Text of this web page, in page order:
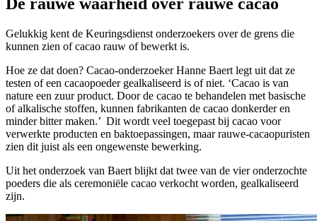
Gelukkig kent de Keuringsdienst onderzoekers over de grens die
kunnen zien of cacao rauw of bewerkt is.
Hoe ze dat doen? Cacao-onderzoeker Hanne Baert legt uit dat ze
testen of een cacaopoeder gealkaliseerd is of niet. ‘Cacao is van
nature een zuur product. Door de cacao te behandelen met basische
of alkalische stoffen, kunnen fabrikanten de cacao donkerder en
minder bitter maken.’ Dit wordt veel toegepast bij cacao voor
verwerkte producten en baktoepassingen, maar rauwe-cacaopuristen
zien dit juist als een ongewenste bewerking.
Uit het onderzoek van Baert blijkt dat twee van de vier onderzochte
poeders die als ceremoniële cacao verkocht worden, gealkaliseerd
zijn.